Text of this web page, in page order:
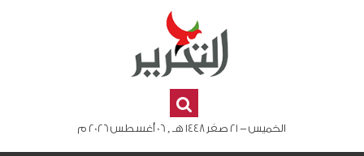
الخميس - 21 صفر 1448 هـ , 06 أغسطس 2026 م